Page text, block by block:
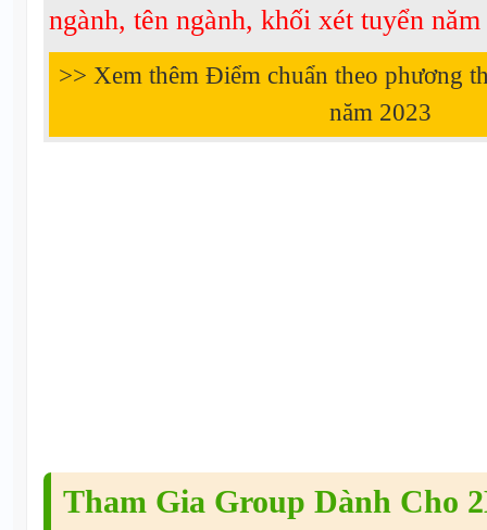
ngành, tên ngành, khối xét tuyển
>> Xem thêm Điểm chuẩn theo phương
năm 2023
Tham Gia Group Dành Cho